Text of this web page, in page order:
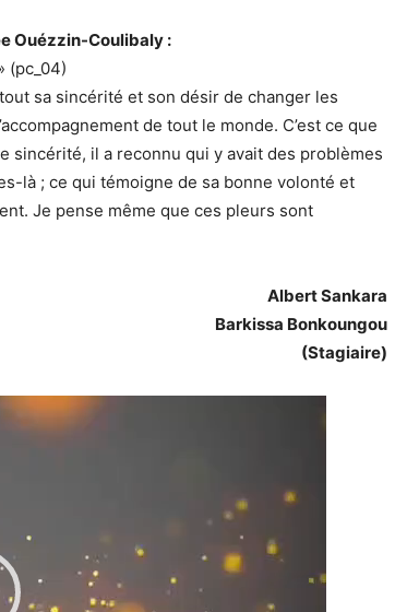
Ouézzin-Coulibaly :
(pc_04)
sa sincérité et son désir de changer les
de tout le monde. C’est ce que
sincérité, il a reconnu qui y avait des problèmes
là ; ce qui témoigne de sa bonne volonté et
Je pense même que ces pleurs sont
Albert Sankara
Barkissa Bonkoungou
(Stagiaire)